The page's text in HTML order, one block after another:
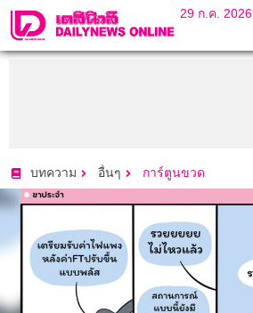
29 ก.ค. 2026
บทความ อื่นๆ การ์ตูนขวด